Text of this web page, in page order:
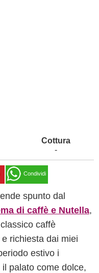
-
Condividi
spunto dal
di caffè e Nutella,
caffè
richiesta dai miei
estivo i
palato come dolce,